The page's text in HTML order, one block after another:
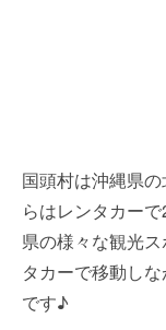
国頭村は沖縄県
らはレンタカー
県の様々な観光
タカーで移動し
です♪